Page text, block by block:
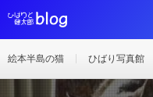
絵本半島の猫 ひばり写真館